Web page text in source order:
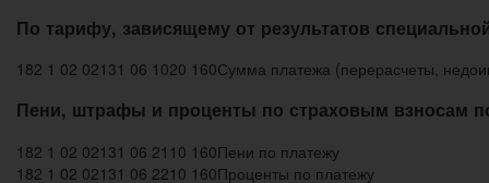
По тарифу, зависящему от результатов
182 1 02 02131 06 1020 160Сумма платежа (перерасчеты,
Пени, штрафы и проценты по страховым взносам
182 1 02 02131 06 2110 160Пени по платежу
182 1 02 02131 06 2210 160Проценты по платежу